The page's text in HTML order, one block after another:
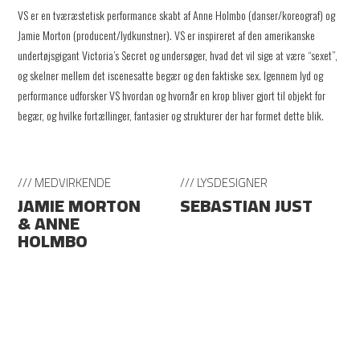
VS er en tværæstetisk performance skabt af Anne Holmbo (danser/koreograf) og
Jamie Morton (producent/lydkunstner). VS er inspireret af den amerikanske
undertøjsgigant Victoria’s Secret og undersøger, hvad det vil sige at være “sexet”,
og skelner mellem det iscenesatte begær og den faktiske sex. Igennem lyd og
performance udforsker VS hvordan og hvornår en krop bliver gjort til objekt for
begær, og hvilke fortællinger, fantasier og strukturer der har formet dette blik.
/// MEDVIRKENDE
JAMIE MORTON
& ANNE
HOLMBO
/// LYSDESIGNER
SEBASTIAN JUST